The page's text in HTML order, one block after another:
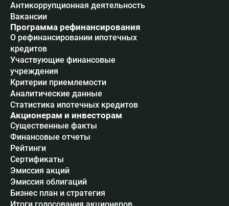
Антикоррупционная деятельность
Вакансии
Программа рефинансирования
О рефинансировании ипотечных
кредитов
Участвующие финансовые
учреждения
Критерии приемлемости
Аналитические данные
Статистика ипотечных кредитов
Акционерам и инвесторам
Существенные факты
Финансовые отчеты
Рейтинги
Сертификаты
Эмиссия акций
Эмиссия облигаций
Бизнес план и стратегия